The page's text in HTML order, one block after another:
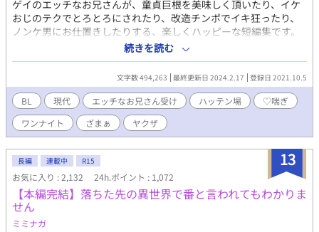
ゲイのエッチなお兄さんが、童貞巨根を美味しく頂いたり、イケ
おじのテクでとろとろにされたり、改造チンポでイキ狂ったり、
ノンケ男にお仕置きしたりする、楽しくハッピーな短編集です。
基本はワンナイト。 短編集なのでバラバラでも読めますが、実は
繋がっている話なので、順番通りの方が面白く読んで頂けると思
います。 【番外編スピンオフ】ヤクザの若頭（改造巨根）× 若頭
大好きノンケ舎弟。 巨根すぎて相手に困っている若頭のために、
舎弟がアナル開発を頑張る話です。 ※一部ムーンライトノベルズ
にも投稿中です。
続きを読む
文字数 494,263 最終更新日 2024.2.17 登録日 2021.10.5
BL 現代 エッチなお兄さん受け ハッテン場
♡喘ぎ
ワンナイト
ざまぁ ヤクザ
13
長編 連載中 R15
お気に入り : 2,132 24h.ポイント : 1,072
【本編完結】落ちた先の異世界で番と言われてもわかりま
せん
ミミナガ